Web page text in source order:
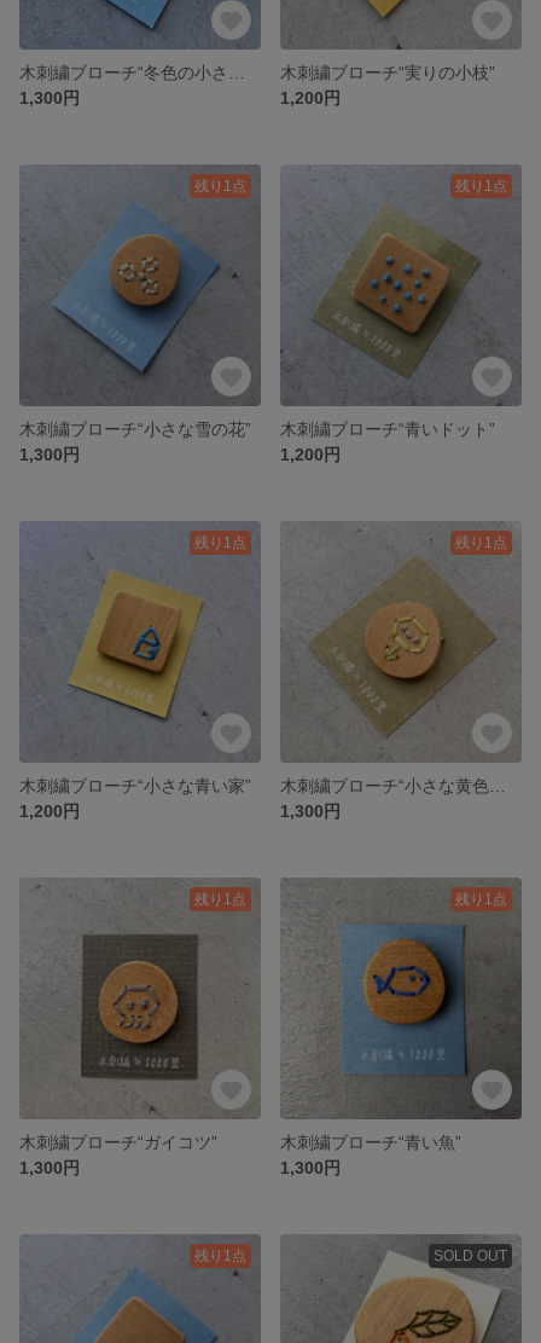
1,300円
木刺繍ブローチ“実りの小枝”
1,200円
残り1点
木刺繍ブローチ“小さな雪の花”
1,300円
残り1点
木刺繍ブローチ“青いドット”
1,200円
残り1点
木刺繍ブローチ“小さな青い家”
1,200円
残り1点
1,300円
残り1点
木刺繍ブローチ“ガイコツ”
1,300円
残り1点
木刺繍ブローチ“青い魚”
1,300円
残り1点 SOLD OUT